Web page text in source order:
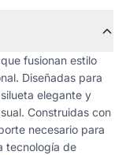
fusionan estilo
Diseñadas para
elegante y
Construidas con
necesario para
tecnología de